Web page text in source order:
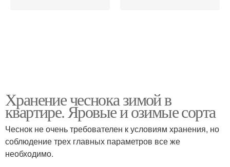
Хранение чеснока зимой в
квартире. Яровые и озимые сорта
Чеснок не очень требователен к условиям хранения, но
соблюдение трех главных параметров все же
необходимо.